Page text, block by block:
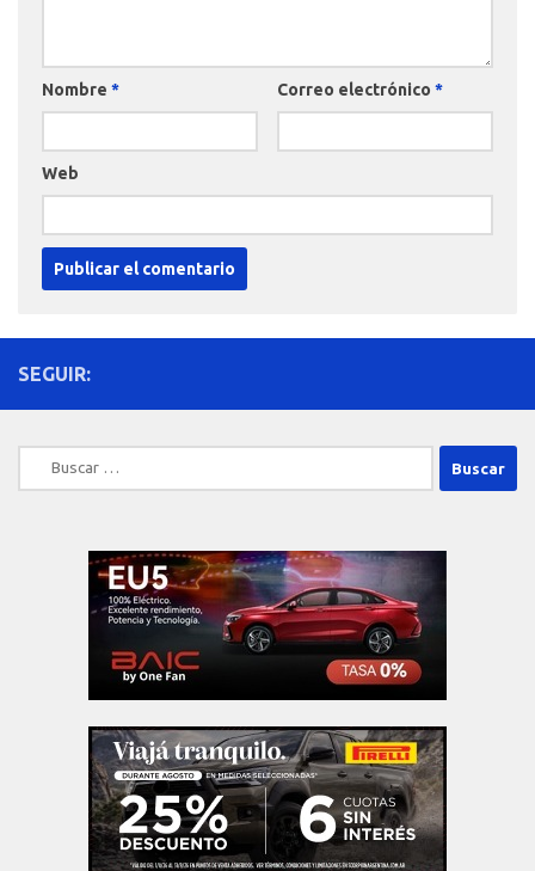
Nombre * Correo electrónico *
Web
SEGUIR:
Buscar: